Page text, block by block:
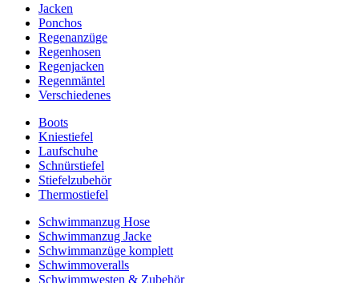
Jacken
Ponchos
Regenanzüge
Regenhosen
Regenjacken
Regenmäntel
Verschiedenes
Boots
Kniestiefel
Laufschuhe
Schnürstiefel
Stiefelzubehör
Thermostiefel
Schwimmanzug Hose
Schwimmanzug Jacke
Schwimmanzüge komplett
Schwimmoveralls
Schwimmwesten & Zubehör